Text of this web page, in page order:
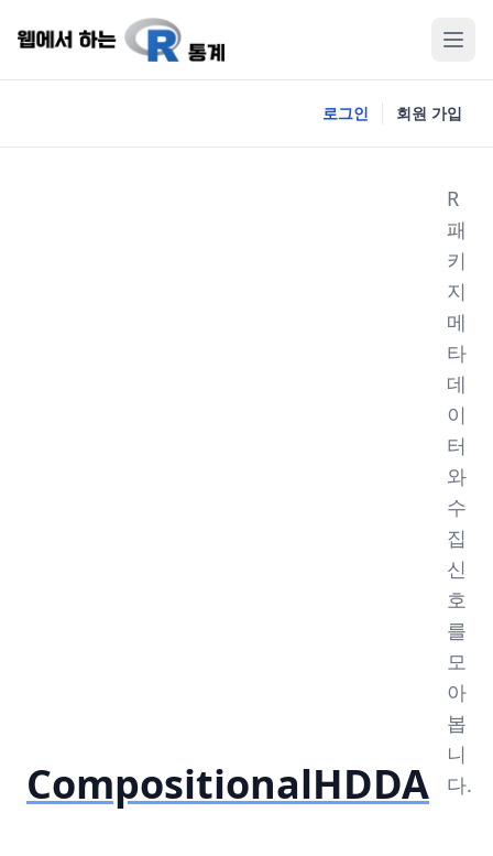
로그인 회원 가입
CompositionalHDDA
R
패
키
지
메
타
데
이
터
와
수
집
신
호
를
모
아
봅
니
다.